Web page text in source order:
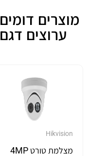
ערוצים דגם DS-9632NI-I16
Hikvision
מצלמת טורט 4MP